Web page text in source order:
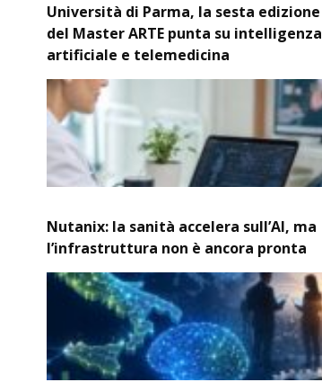
Università di Parma, la sesta edizione
del Master ARTE punta su intelligenza
artificiale e telemedicina
Nutanix: la sanità accelera sull’AI, ma
l’infrastruttura non è ancora pronta